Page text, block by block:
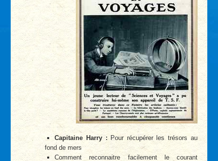
Capitaine Harry :Pour récupérer les trésors au
fond de mers
Comment reconnaitre facilement le courant